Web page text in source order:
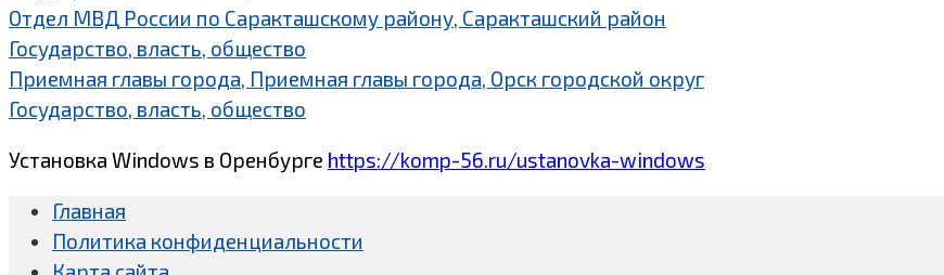
Отдел МВД России по Саракташскому району, Саракташский район
Государство, власть, общество
Приемная главы города, Приемная главы города, Орск городской округ
Государство, власть, общество
Установка Windows в Оренбурге https://komp-56.ru/ustanovka-windows
Главная
Политика конфиденциальности